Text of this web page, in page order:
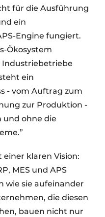
für die Ausführung
ein
Engine fungiert.
Ökosystem
Industriebetriebe
ein
- vom Auftrag zum
zur Produktion -
ohne die
klaren Vision:
MES und APS
wie sie aufeinander
die diesen
bauen nicht nur